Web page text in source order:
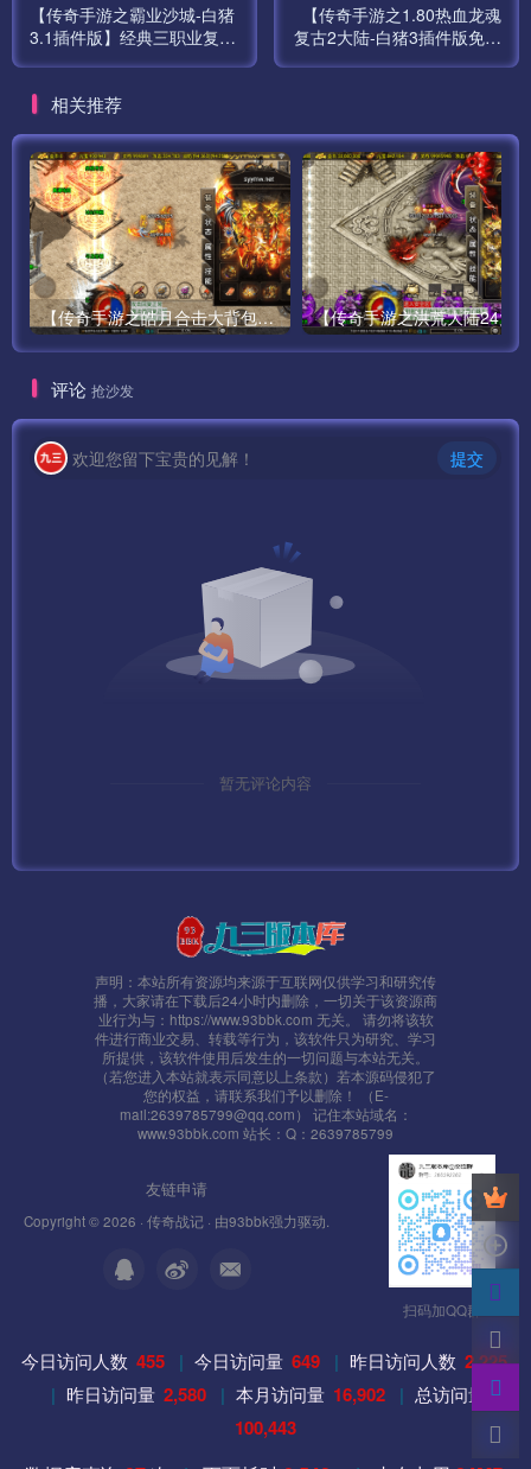
【传奇手游之霸业沙城-白猪
3.1插件版】经典三职业复古
设教程-新版GM多功能网页
后台-安卓苹果IOS双端版
本！
【传奇手游之1.80热血龙魂
复古2大陆-白猪3插件版免授
物品后台-GM直冲网页后台-
安卓苹果IOS双端版本！
相关推荐
【传奇手游之皓月合击大背包-[白猪3.0]-免授权版】经典三职业复古特色战神引擎传奇手游-最新打包Win服务端源码视频架设教程-新版GM多功能网页授权物品后台-GM直冲网页后台-苹果IOS安卓双端版本！
评论 抢沙发
欢迎您留下宝贵的见解！ 提交
暂无评论内容
声明：本站所有资源均来源于互联网仅供学习和研究传
播，大家请在下载后24小时内删除，一切关于该资源商
业行为与：https://www.93bbk.com 无关。 请勿将该软
件进行商业交易、转载等行为，该软件只为研究、学习
所提供，该软件使用后发生的一切问题与本站无关。
（若您进入本站就表示同意以上条款）若本源码侵犯了
您的权益，请联系我们予以删除！ （E-
mail:2639785799@qq.com） 记住本站域名：
www.93bbk.com 站长：Q：2639785799
友链申请
Copyright © 2026 · 传奇战记 · 由93bbk强力驱动.
扫码加QQ群
今日访问人数 455 | 今日访问量 649 | 昨日访问人数 2,225
| 昨日访问量 2,580 | 本月访问量 16,902 | 总访问量
100,443